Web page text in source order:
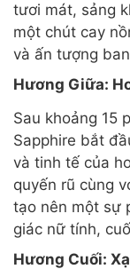
tươi mát, sảng
một chút cay
và ấn tượng
Hương Giữa:
Sau khoảng 15
Sapphire bắt
và tinh tế của
quyến rũ cùng
tạo nên một sự
giác nữ tính,
Hương Cuối: